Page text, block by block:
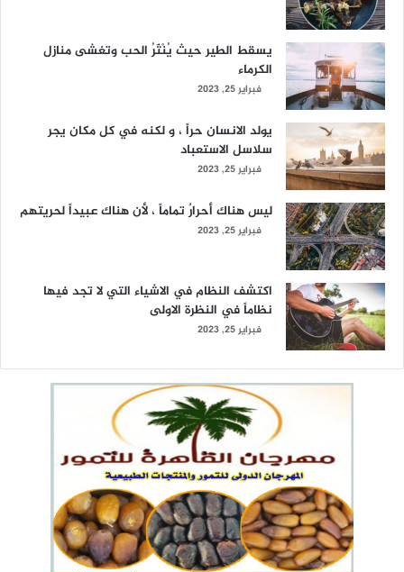
يسقط الطير حيث يُنْثَرُ الحب وتغشى منازل
الكرماء
فبراير 25, 2023
يولد الانسان حراً ، و لكنه في كل مكان يجر
سلاسل الاستعباد
فبراير 25, 2023
ليس هناك أحرارٌ تماماً ، لأن هناك عبيداً لحريتهم
فبراير 25, 2023
اكتشف النظام في الاشياء التي لا تجد فيها
نظاماً في النظرة الاولى
فبراير 25, 2023